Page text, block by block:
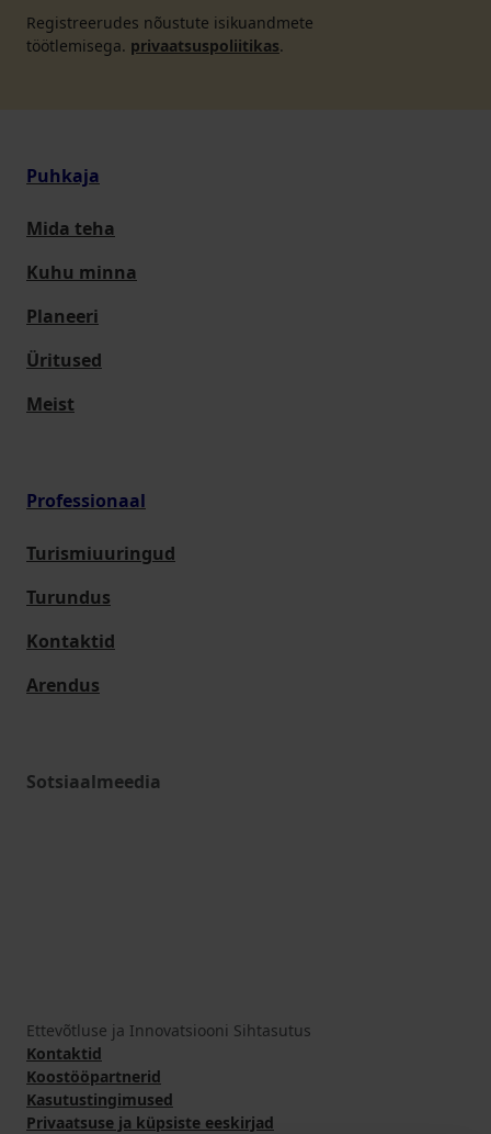
Registreerudes nõustute isikuandmete
töötlemisega. privaatsuspoliitikas.
Puhkaja
Mida teha
Kuhu minna
Planeeri
Üritused
Meist
Professionaal
Turismiuuringud
Turundus
Kontaktid
Arendus
Sotsiaalmeedia
Ettevõtluse ja Innovatsiooni Sihtasutus
Kontaktid
Koostööpartnerid
Kasutustingimused
Privaatsuse ja küpsiste eeskirjad